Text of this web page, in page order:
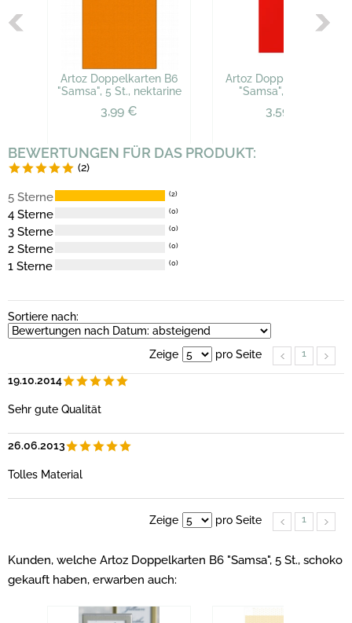
Artoz Doppelkarten B6
"Samsa", 5 St., nektarine
3,99 €
Artoz Doppelkarten B6
"Samsa", 5 St., rot
3,59 €
BEWERTUNGEN FÜR DAS PRODUKT:
(2)
5 Sterne (2)
4 Sterne (0)
3 Sterne (0)
2 Sterne (0)
1 Sterne (0)
Sortiere nach:
Zeige pro Seite 1
19.10.2014
Sehr gute Qualität
26.06.2013
Tolles Material
Zeige pro Seite 1
Kunden, welche Artoz Doppelkarten B6 "Samsa", 5 St., schoko
gekauft haben, erwarben auch: